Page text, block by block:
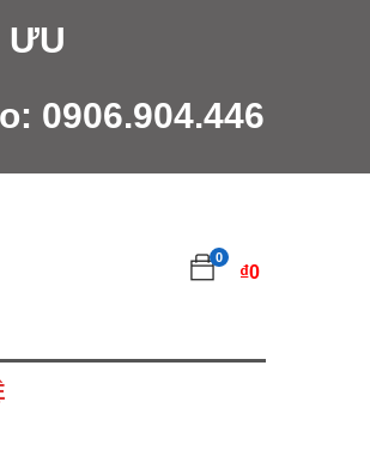
ƯU
0906.904.446
0
₫0